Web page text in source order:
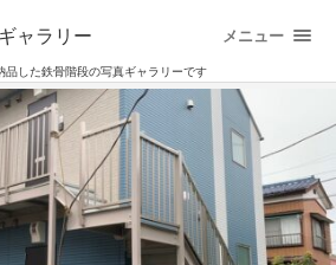
ャラリー
した鉄骨階段の写真ギャラリーです
メニュー